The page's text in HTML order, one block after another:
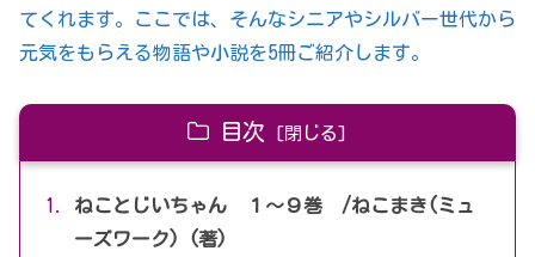
てくれます。ここでは、そんなシニアやシルバー世代から
元気をもらえる物語や小説を5冊ご紹介します。
目次
ねことじいちゃん １～９巻 /ねこまき(ミュ
ーズワーク) (著)